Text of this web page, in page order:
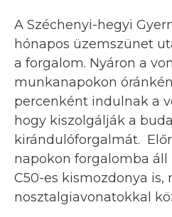
A Széchenyi-hegyi
hónapos üzemszünet
a forgalom. Nyáron a
munkanapokon
percenként indulnak a
hogy kiszolgálják a
kirándulóforgalmát.
napokon forgalomba
C50-es kismozdonya is,
nosztalgiavonatokkal